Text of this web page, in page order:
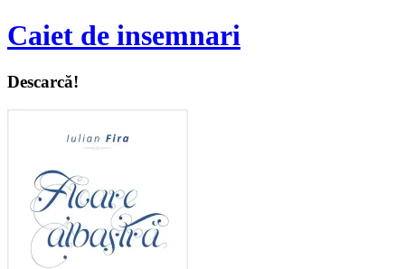
Caiet de insemnari
Descarcă!